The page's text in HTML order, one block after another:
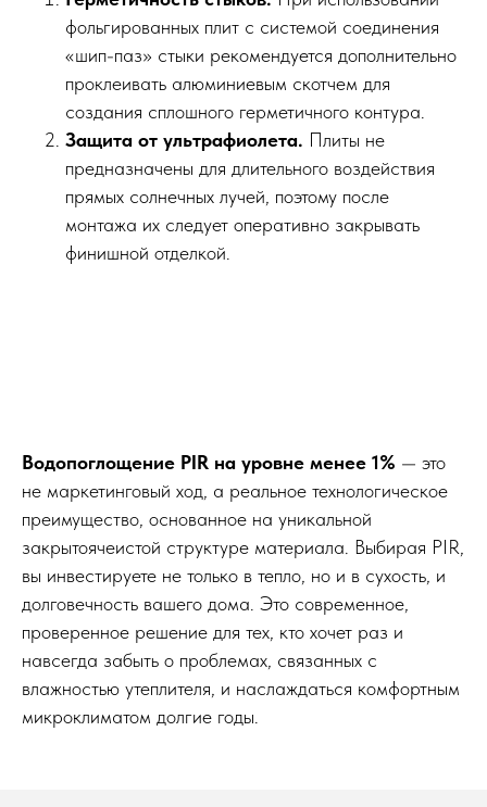
фольгированных плит с системой соединения
«шип-паз» стыки рекомендуется дополнительно
проклеивать алюминиевым скотчем для
создания сплошного герметичного контура.
Защита от ультрафиолета. Плиты не
предназначены для длительного воздействия
прямых солнечных лучей, поэтому после
монтажа их следует оперативно закрывать
финишной отделкой.
Водопоглощение PIR на уровне менее 1% — это
не маркетинговый ход, а реальное технологическое
преимущество, основанное на уникальной
закрытоячеистой структуре материала. Выбирая PIR,
вы инвестируете не только в тепло, но и в сухость, и
долговечность вашего дома. Это современное,
проверенное решение для тех, кто хочет раз и
навсегда забыть о проблемах, связанных с
влажностью утеплителя, и наслаждаться комфортным
микроклиматом долгие годы.